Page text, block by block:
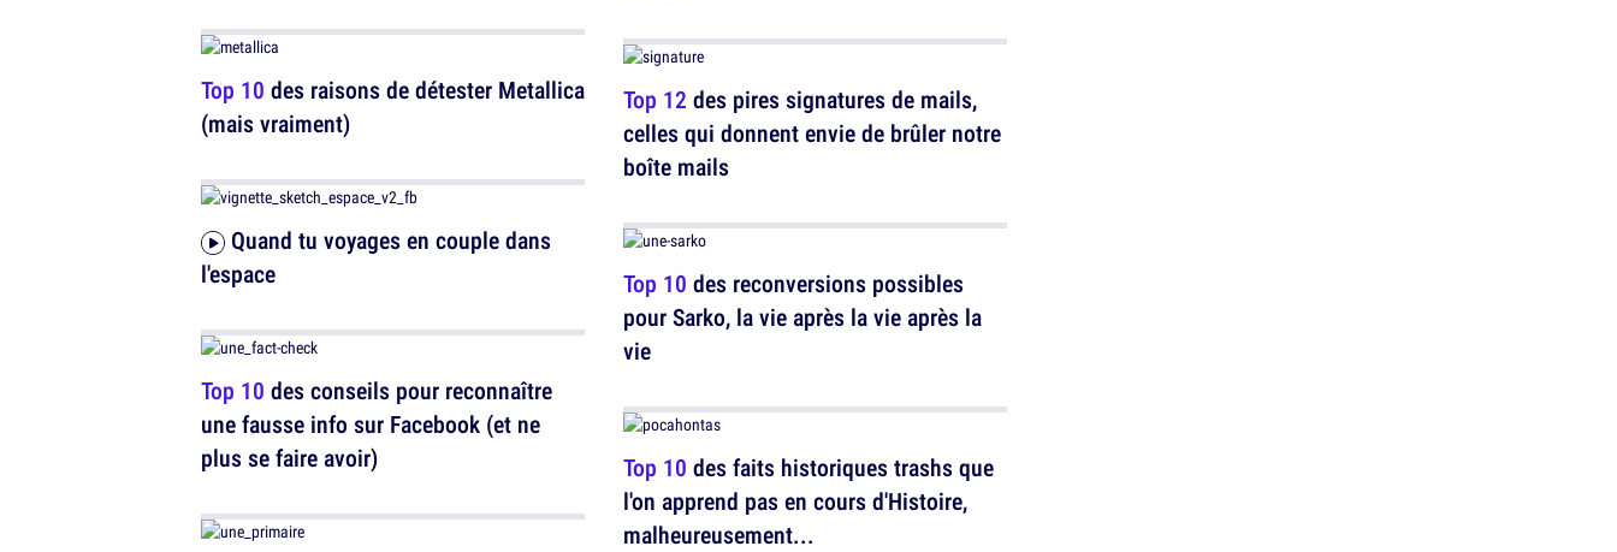
Top 10 des raisons de détester Metallica
(mais vraiment)
l'espace
Top 10 des conseils pour reconnaître
une fausse info sur Facebook (et ne
plus se faire avoir)
Top 12 des pires signatures de mails,
celles qui donnent envie de brûler notre
boîte mails
Top 10 des reconversions possibles
pour Sarko, la vie après la vie après la
vie
Top 10 des faits historiques trashs que
l'on apprend pas en cours d'Histoire,
malheureusement...